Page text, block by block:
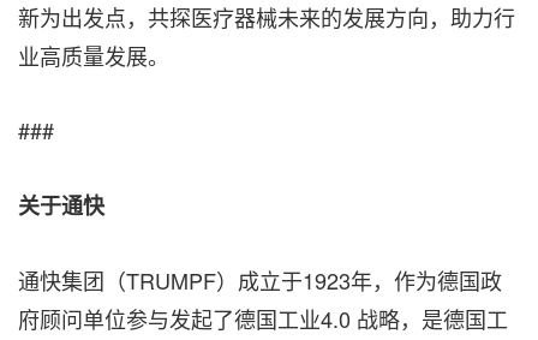
新为出发点，共探医疗器械未来的发展方向，助力行
业高质量发展。
###
关于通快
通快集团（TRUMPF）成立于1923年，作为德国政
府顾问单位参与发起了德国工业4.0 战略，是德国工